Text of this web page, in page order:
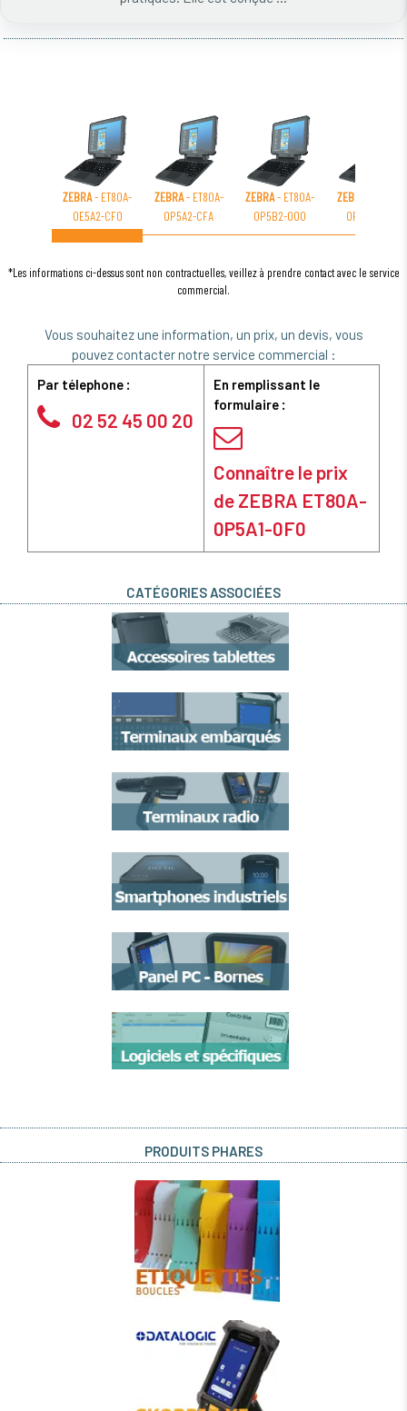
ZEBRA- ET80A-
0E5A2-CF0
ZEBRA- ET80A-
0P5A2-CFA
ZEBRA- ET80A-
0P5B2-000
ZEBRA
0P5A2-CF0
*Les informations ci-dessus sont non contractuelles, veillez à prendre contact avec le service
commercial.
Vous souhaitez une information, un prix, un devis, vous
pouvez contacter notre service commercial :
Par télephone :
02 52 45 00 20
En remplissant le
formulaire :
Connaître le prix
de ZEBRA ET80A-
0P5A1-0F0
CATÉGORIES ASSOCIÉES
PRODUITS PHARES